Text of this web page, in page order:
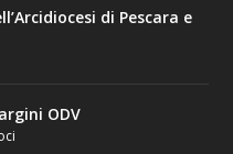
di Pescara e
ODV